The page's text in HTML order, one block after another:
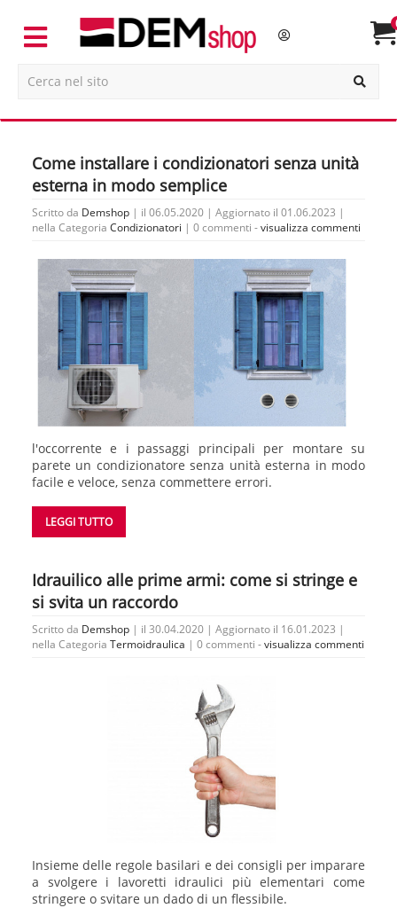
Come installare i condizionatori senza unità
esterna in modo semplice
Scritto da Demshop | il 06.05.2020 | Aggiornato il 01.06.2023 |
nella Categoria Condizionatori | 0 commenti -visualizza commenti
l'occorrente e i passaggi principali per montare su
parete un condizionatore senza unità esterna in modo
facile e veloce, senza commettere errori.
LEGGI TUTTO
Idrauilico alle prime armi: come si stringe e
si svita un raccordo
Scritto da Demshop | il 30.04.2020 | Aggiornato il 16.01.2023 |
nella Categoria Termoidraulica | 0 commenti -visualizza commenti
Insieme delle regole basilari e dei consigli per imparare
a svolgere i lavoretti idraulici più elementari come
stringere o svitare un dado di un flessibile.